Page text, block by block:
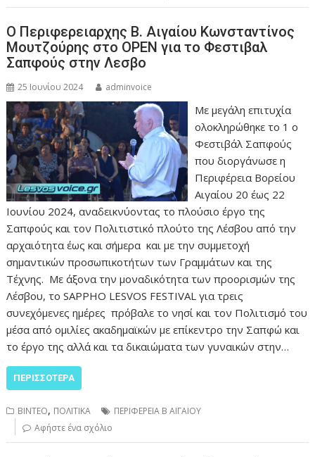
Ο Περιφερειαρχης Β. Αιγαίου Κωνσταντίνος
Μουτζούρης στο ΟΡΕΝ για το Φεστιβαλ
Σαπφούς στην Λεσβο
25 Ιουνίου 2024 adminvoice
Με μεγάλη επιτυχία
ολοκληρώθηκε το 1 ο
Φεστιβάλ Σαπφούς
που διοργάνωσε η
Περιφέρεια Βορείου
Αιγαίου 20 έως 22
Ιουνίου 2024, αναδεικνύοντας το πλούσιο έργο της
Σαπφούς και τον Πολιτιστικό πλούτο της Λέσβου από την
αρχαιότητα έως και σήμερα και με την συμμετοχή
σημαντικών προσωπικοτήτων των Γραμμάτων και της
Τέχνης. Με άξονα την μοναδικότητα των προορισμών της
Λέσβου, το SAPPHO LESVOS FESTIVAL για τρεις
συνεχόμενες ημέρες πρόβαλε το νησί και τον Πολιτισμό του
μέσα από ομιλίες ακαδημαϊκών με επίκεντρο την Σαπφώ και
το έργο της αλλά και τα δικαιώματα των γυναικών στην…
ΠΕΡΙΣΣΌΤΕΡΑ
ΒΙΝΤΕΟ, ΠΟΛΙΤΙΚΑ
ΠΕΡΙΦΕΡΕΙΑ Β ΑΙΓΑΙΟΥ
Αφήστε ένα σχόλιο